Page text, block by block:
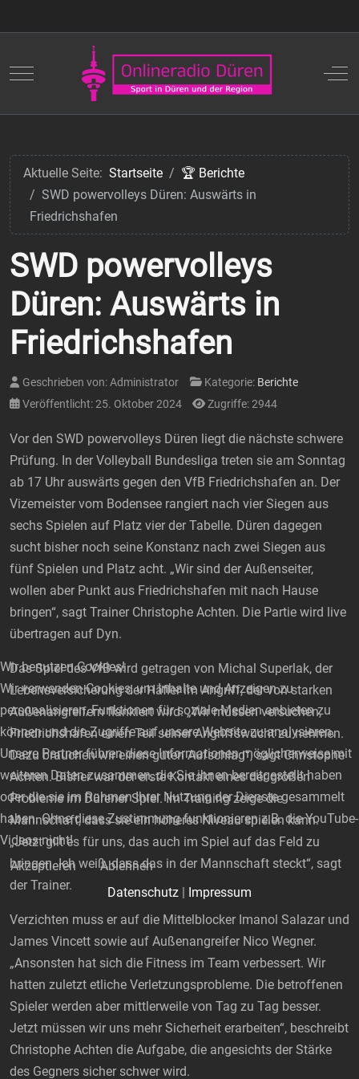
Mobile Menu Toggle Off-
Aktuelle Seite: Startseite
🏆 Berichte
SWD powervolleys Düren: Auswärts in
Friedrichshafen
SWD powervolleys
Düren: Auswärts in
Friedrichshafen
Geschrieben von:Administrator Kategorie: Berichte
Veröffentlicht: 25. Oktober 2024
Zugriffe: 2944
Vor den SWD powervolleys Düren liegt die nächste schwere
Prüfung. In der Volleyball Bundesliga treten sie am Sonntag
ab 17 Uhr auswärts gegen den VfB Friedrichshafen an. Der
Vizemeister vom Bodensee rangiert nach vier Siegen aus
sechs Spielen auf Platz vier der Tabelle. Düren dagegen
sucht bisher noch seine Konstanz nach zwei Siegen aus
fünf Spielen und Platz acht. „Wir sind der Außenseiter,
wollen aber Punkt aus Friedrichshafen mit nach Hause
bringen“, sagt Trainer Christophe Achten. Die Partie wird live
übertragen auf Dyn.
Das Spiel des VfB wird getragen von Michal Superlak, der
Lebensversicherung der Häfler im Angriff, der von starken
Außenangreifern flankiert wird. „Wir müssen versuchen,
Friedrichshafen einen Teil seiner Angriffswucht zu nehmen.
Dazu brauchen wir einen guten Aufschlag“, sagt Christophe
Achten. Bisher war der erste Kontakt eines der großen
Probleme im Dürener Spiel. Im Training zeige die
Mannschaft, dass sie ein höheres Niveau spielen kann.
„Jetzt gilt es für uns, das auch im Spiel auf das Feld zu
bringen. Ich weiß, dass das in der Mannschaft steckt“, sagt
der Trainer.
Verzichten muss er auf die Mittelblocker Imanol Salazar und
James Vincett sowie auf Außenangreifer Nico Wegner.
„Ansonsten hat sich die Fitness im Team verbessert. Wir
hatten zuletzt etliche Verletzungsprobleme. Die betroffenen
Spieler werden aber mittlerweile von Tag zu Tag besser.
Jetzt müssen wir uns mehr Sicherheit erarbeiten“, beschreibt
Christophe Achten die Aufgabe, die angesichts der Stärke
des Gegners sicher schwer wird.
Wir benutzen Cookies!
Wir verwenden Cookies, um Inhalte und Anzeigen zu
personalisieren, Funktionen für soziale Medien anbieten zu
können und die Zugriffe auf unsere Website zu analysieren.
Unsere Partner führen diese Informationen möglicherweise mit
weiteren Daten zusammen, die Sie ihnen bereitgestellt haben
oder die sie im Rahmen Ihrer Nutzung der Dienste gesammelt
haben. Ohne diese Zustimmung funktionieren z.B. die YouTube-
Videos nicht!
Akzeptieren
Ablehnen
Datenschutz | Impressum